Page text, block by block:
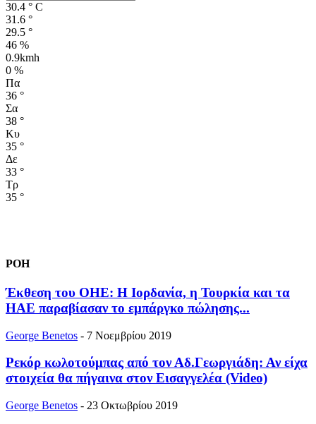
30.4 ° C
31.6 °
29.5 °
46 %
0.9kmh
0 %
Πα
36 °
Σα
38 °
Κυ
35 °
Δε
33 °
Τρ
35 °
ΡΟΗ
Έκθεση του ΟΗΕ: Η Ιορδανία, η Τουρκία και τα
ΗΑΕ παραβίασαν το εμπάργκο πώλησης...
George Benetos - 7 Νοεμβρίου 2019
Ρεκόρ κωλοτούμπας από τον Αδ.Γεωργιάδη: Αν είχα
στοιχεία θα πήγαινα στον Εισαγγελέα (Video)
George Benetos - 23 Οκτωβρίου 2019